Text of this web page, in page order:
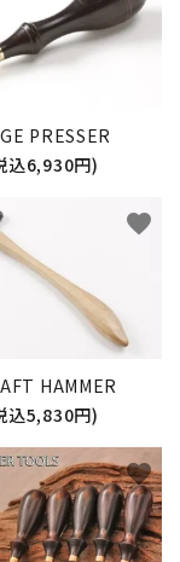
PRESSER
込6,930円)
HAMMER
込5,830円)
favorite
favorite